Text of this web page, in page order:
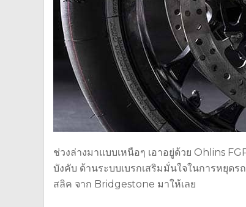
ช่วงล่างมาแบบเหนือๆ เอาอยู่ด้วย Ohlins
บังคับ ด้านระบบเบรกเสริมมั่นใจในการหยุด
สลิค จาก Bridgestone มาให้เลย